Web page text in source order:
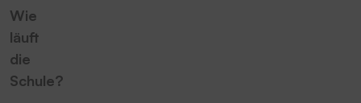
Wie
läuft
die
Schule?